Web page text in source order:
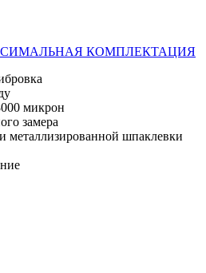
КОМПЛЕКТАЦИЯ
микрон
замера
металлизированной шпаклевки